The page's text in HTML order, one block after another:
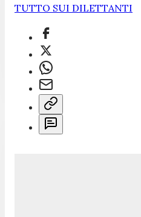
TUTTO SUI DILETTANTI